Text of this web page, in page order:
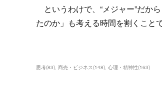
というわけで、“メジャー”だか
たのか」も考える時間を割くこと
思考(83) 商売・ビジネス(148) 心理・精神性(163)